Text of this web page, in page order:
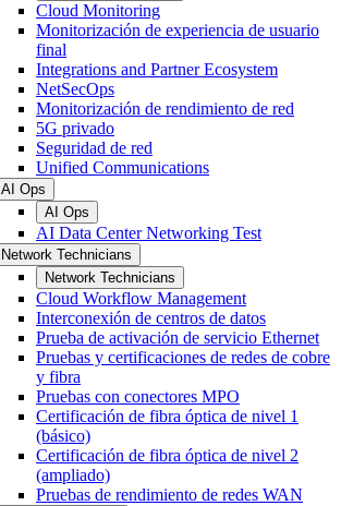
Cloud Monitoring
Monitorización de experiencia de usuario
final
Integrations and Partner Ecosystem
NetSecOps
Monitorización de rendimiento de red
5G privado
Seguridad de red
Unified Communications
AI Ops
AI Ops
AI Data Center Networking Test
Network Technicians
Network Technicians
Cloud Workflow Management
Interconexión de centros de datos
Prueba de activación de servicio Ethernet
Pruebas y certificaciones de redes de cobre
y fibra
Pruebas con conectores MPO
Certificación de fibra óptica de nivel 1
(básico)
Certificación de fibra óptica de nivel 2
(ampliado)
Pruebas de rendimiento de redes WAN